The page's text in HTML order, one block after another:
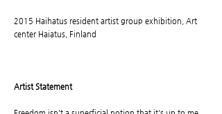
2015 Haihatus resident artist group exhibition, Art
center Haiatus, Finland
Artist Statement